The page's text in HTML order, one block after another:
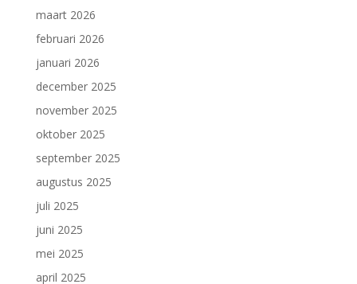
maart 2026
februari 2026
januari 2026
december 2025
november 2025
oktober 2025
september 2025
augustus 2025
juli 2025
juni 2025
mei 2025
april 2025